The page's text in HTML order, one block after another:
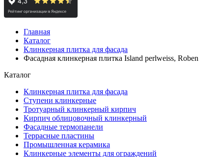
Главная
Каталог
Клинкерная плитка для фасада
Фасадная клинкерная плитка Island perlweiss, Roben
Каталог
Клинкерная плитка для фасада
Ступени клинкерные
Тротуарный клинкерный кирпич
Кирпич облицовочный клинкерный
Фасадные термопанели
Террасные пластины
Промышленная керамика
Клинкерные элементы для ограждений